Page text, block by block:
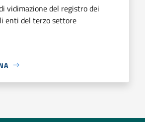
vidimazione del registro dei
enti del terzo settore